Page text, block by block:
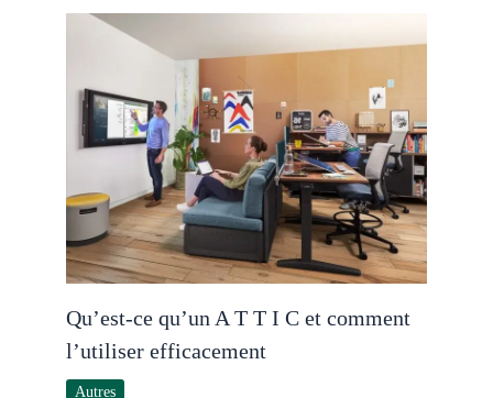
Qu’est-ce qu’un A T T I C et comment
l’utiliser efficacement
Autres